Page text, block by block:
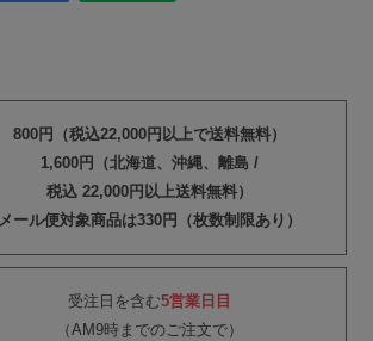
800円（税込22,000円以上で送料無料）
1,600円（北海道、沖縄、離島 /
税込 22,000円以上送料無料）
メール便対象商品は330円（枚数制限あり）
受注日を含む5営業日目
（AM9時までのご注文で）